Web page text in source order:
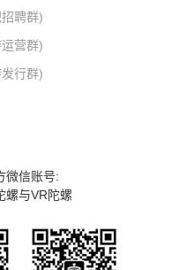
聘群)
营群)
行群)
微信账号:
螺与VR陀螺